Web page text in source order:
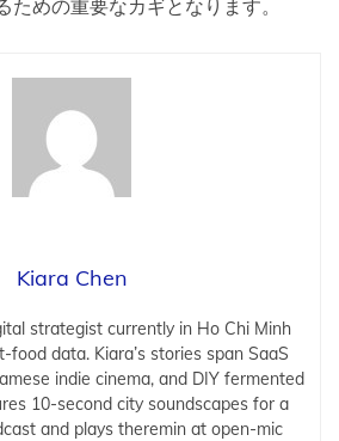
ための重要なカギとなります。
Kiara Chen
strategist currently in Ho Chi Minh
food data. Kiara’s stories span SaaS
indie cinema, and DIY fermented
10-second city soundscapes for a
and plays theremin at open-mic